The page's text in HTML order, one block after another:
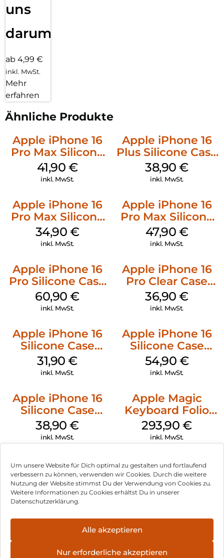
Um unsere Website für Dich optimal zu gestalten und fortlaufend
verbessern zu können, verwenden wir Cookies. Durch die weitere
Nutzung der Website stimmst Du der Verwendung von Cookies zu.
Weitere Informationen zu Cookies erhältst Du in unserer
Datenschutzerklärung.
Alle akzeptieren
Nur erforderliche akzeptieren
uns
darum!
ab 4,99 €
inkl. MwSt.
Mehr
erfahren
Ähnliche Produkte
Apple iPhone 16
Pro Max Silicone
Case MagSafe
Ultramarine
41,90 €
inkl. MwSt.
Apple iPhone 16
Plus Silicone Case
MagSafe Denim
38,90€
inkl. MwSt.
Apple iPhone 16
Pro Max Silicone
Case MagSafe
Denim
34,90 €
inkl. MwSt.
Apple iPhone 16
Pro Max Silicone
Case MagSafe
Black
47,90 €
inkl. MwSt.
Apple iPhone 16
Pro Silicone Case
MagSafe Stone
Gray
60,90€
inkl. MwSt.
Apple iPhone 16
Pro Clear Case
MagSafe
Transparent
36,90€
inkl. MwSt.
Apple iPhone 16
Silicone Case
MagSafe Fuchsia
31,90€
inkl. MwSt.
Apple iPhone 16
Silicone Case
MagSafe Lake
Green
54,90 €
inkl. MwSt.
Apple iPhone 16
Silicone Case
MagSafe
Ultramarine
38,90€
inkl. MwSt.
Apple Magic
Keyboard Folio
iPad 10.9″ (10.Gen.)
Weiß
293,90€
inkl. MwSt.
Impressum